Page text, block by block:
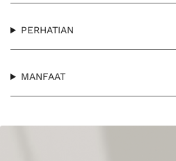
PERHATIAN
MANFAAT